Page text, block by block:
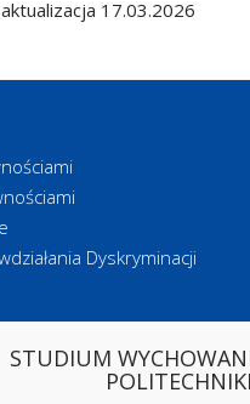
17.03.2026
Dyskryminacji
STUDIUM